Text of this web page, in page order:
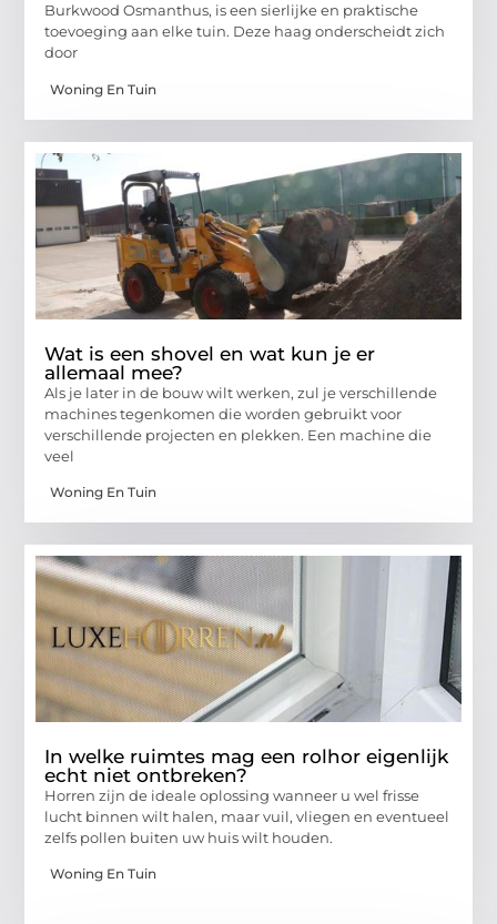
Burkwood Osmanthus, is een sierlijke en praktische
toevoeging aan elke tuin. Deze haag onderscheidt zich
door
Woning En Tuin
Wat is een shovel en wat kun je er
allemaal mee?
Als je later in de bouw wilt werken, zul je verschillende
machines tegenkomen die worden gebruikt voor
verschillende projecten en plekken. Een machine die
veel
Woning En Tuin
In welke ruimtes mag een rolhor eigenlijk
echt niet ontbreken?
Horren zijn de ideale oplossing wanneer u wel frisse
lucht binnen wilt halen, maar vuil, vliegen en eventueel
zelfs pollen buiten uw huis wilt houden.
Woning En Tuin